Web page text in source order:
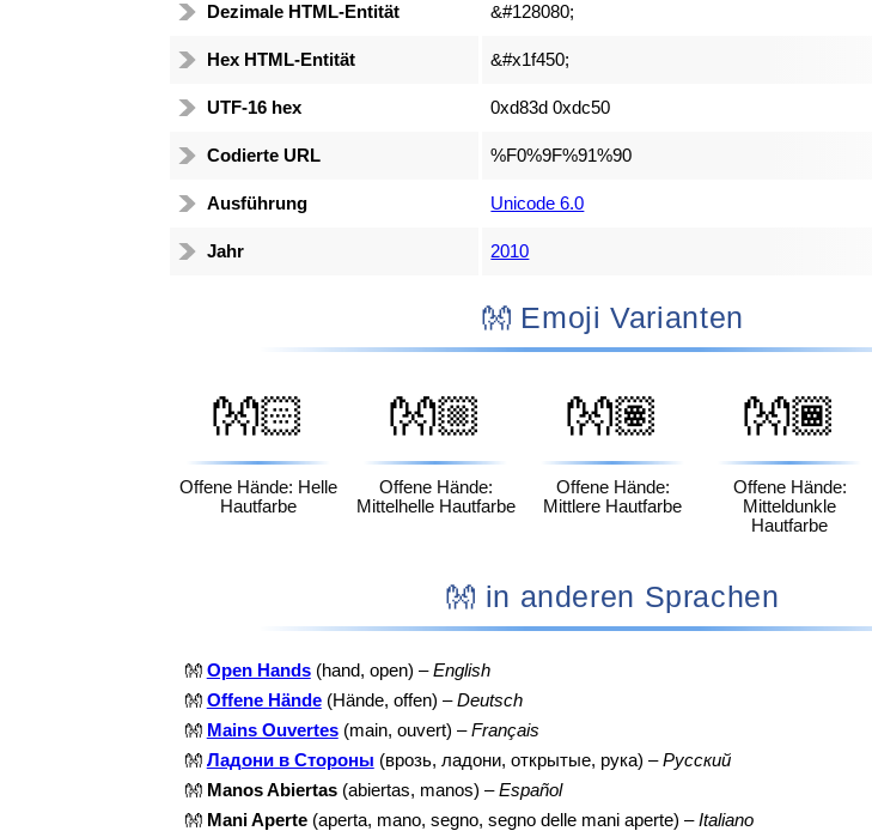
Dezimale HTML-Entität &#128080;
Hex HTML-Entität &#x1f450;
UTF-16 hex 0xd83d 0xdc50
Codierte URL %F0%9F%91%90
Ausführung Unicode 6.0
Jahr 2010
👐 Emoji Varianten
👐🏻
Offene Hände: Helle
Hautfarbe
👐🏼
Offene Hände:
Mittelhelle Hautfarbe
👐🏽
Offene Hände:
Mittlere Hautfarbe
👐🏾
Offene Hände:
Mitteldunkle
Hautfarbe
👐 in anderen Sprachen
👐 Open Hands(hand, open) –English
👐 Offene Hände(Hände, offen) –Deutsch
👐 Mains Ouvertes(main, ouvert) –Français
👐 Ладони в Стороны (врозь, ладони, открытые, рука) –Русский
👐 Manos Abiertas(abiertas, manos) –Español
👐 Mani Aperte(aperta, mano, segno, segno delle mani aperte) –Italiano